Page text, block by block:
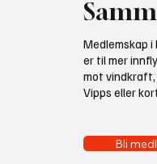
Medlemskap
er til mer
mot vindkraft,
Vipps eller
Bli